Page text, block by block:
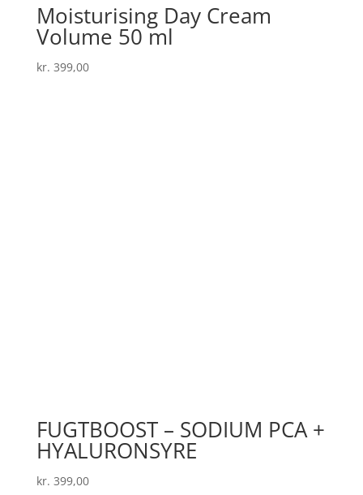
Moisturising Day Cream
Volume 50 ml
kr. 399,00
FUGTBOOST – SODIUM PCA +
HYALURONSYRE
kr. 399,00